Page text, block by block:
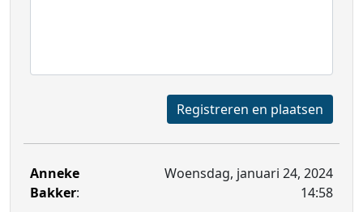
Registreren en plaatsen
Anneke
Bakker:
Woensdag, januari 24, 2024
14:58